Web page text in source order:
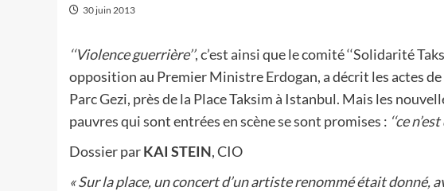
30 juin 2013
‘‘Violence guerrière’’, c’est ainsi que le comité ‘‘Solidarité
opposition au Premier Ministre Erdogan, a décrit les actes
Parc Gezi, près de la Place Taksim à Istanbul. Mais les
pauvres qui sont entrées en scène se sont promises : ‘‘ce
Dossier parKAI STEIN, CIO
« Sur la place, un concert d’un artiste renommé était donné,